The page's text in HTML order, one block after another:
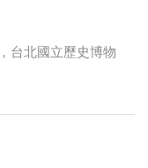
台北國立歷史博物